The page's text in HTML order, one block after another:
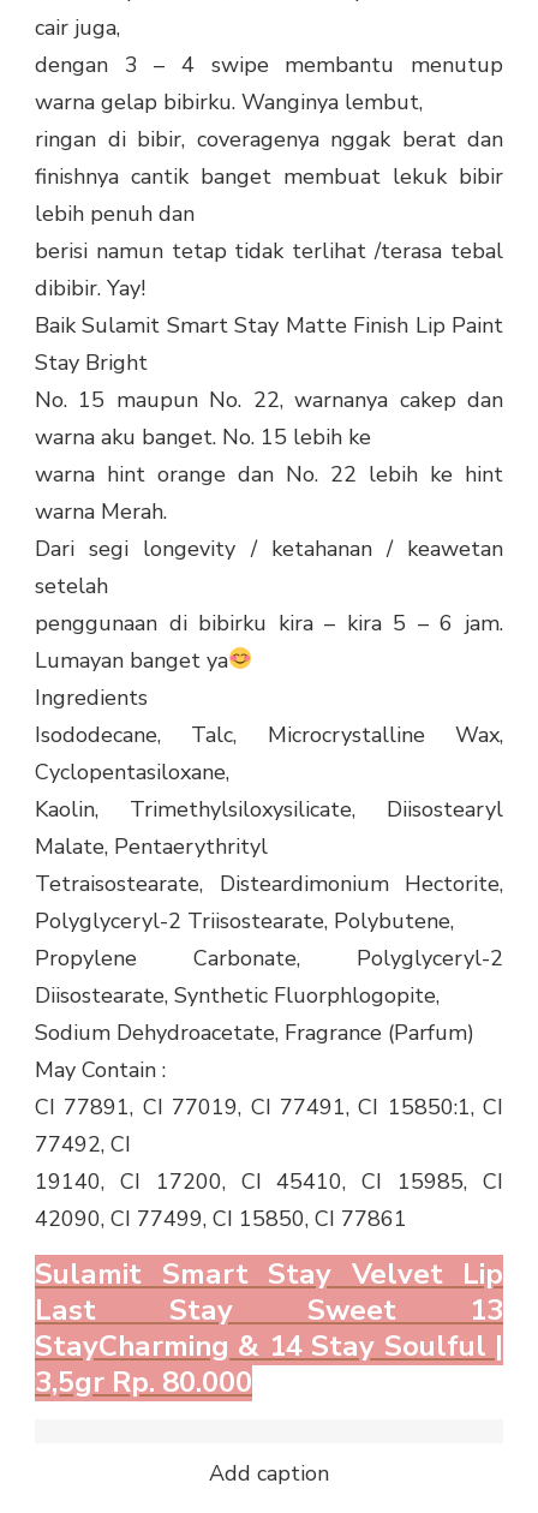
cair juga,
dengan 3 – 4 swipe membantu menutup
warna gelap bibirku. Wanginya lembut,
ringan di bibir, coveragenya nggak berat dan
finishnya cantik banget membuat lekuk bibir
lebih penuh dan
berisi namun tetap tidak terlihat /terasa tebal
dibibir. Yay!
Baik Sulamit Smart Stay Matte Finish Lip Paint
Stay Bright
No. 15 maupun No. 22, warnanya cakep dan
warna aku banget. No. 15 lebih ke
warna hint orange dan No. 22 lebih ke hint
warna Merah.
Dari segi longevity / ketahanan / keawetan
setelah
penggunaan di bibirku kira – kira 5 – 6 jam.
Lumayan banget ya
Ingredients
Isododecane, Talc, Microcrystalline Wax,
Cyclopentasiloxane,
Kaolin, Trimethylsiloxysilicate, Diisostearyl
Malate, Pentaerythrityl
Tetraisostearate, Disteardimonium Hectorite,
Polyglyceryl-2 Triisostearate, Polybutene,
Propylene Carbonate, Polyglyceryl-2
Diisostearate, Synthetic Fluorphlogopite,
Sodium Dehydroacetate, Fragrance (Parfum)
May Contain :
CI 77891, CI 77019, CI 77491, CI 15850:1, CI
77492, CI
19140, CI 17200, CI 45410, CI 15985, CI
42090, CI 77499, CI 15850, CI 77861
Sulamit Smart Stay Velvet Lip
Last Stay Sweet 13
StayCharming & 14 Stay Soulful |
3,5gr Rp. 80.000
Add caption